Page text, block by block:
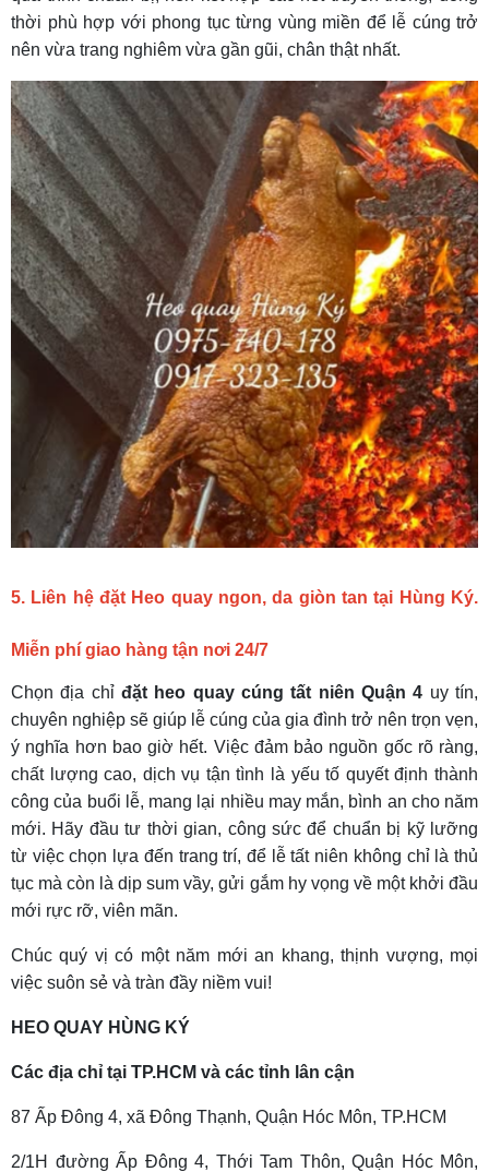
thời phù hợp với phong tục từng vùng miền để lễ cúng trở
nên vừa trang nghiêm vừa gần gũi, chân thật nhất.
5. Liên hệ đặt Heo quay ngon, da giòn tan tại Hùng Ký.
Miễn phí giao hàng tận nơi 24/7
Chọn địa chỉ đặt heo quay cúng tất niên Quận 4 uy tín,
chuyên nghiệp sẽ giúp lễ cúng của gia đình trở nên trọn vẹn,
ý nghĩa hơn bao giờ hết. Việc đảm bảo nguồn gốc rõ ràng,
chất lượng cao, dịch vụ tận tình là yếu tố quyết định thành
công của buổi lễ, mang lại nhiều may mắn, bình an cho năm
mới. Hãy đầu tư thời gian, công sức để chuẩn bị kỹ lưỡng
từ việc chọn lựa đến trang trí, để lễ tất niên không chỉ là thủ
tục mà còn là dịp sum vầy, gửi gắm hy vọng về một khởi đầu
mới rực rỡ, viên mãn.
Chúc quý vị có một năm mới an khang, thịnh vượng, mọi
việc suôn sẻ và tràn đầy niềm vui!
HEO QUAY HÙNG KÝ
Các địa chỉ tại TP.HCM và các tỉnh lân cận
87 Ấp Đông 4, xã Đông Thạnh, Quận Hóc Môn, TP.HCM
2/1H đường Ấp Đông 4, Thới Tam Thôn, Quận Hóc Môn,